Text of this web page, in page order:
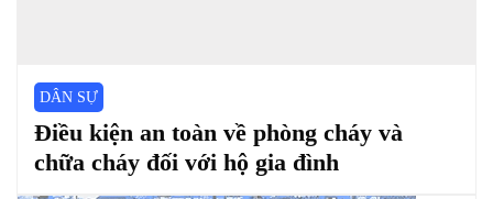
DÂN SỰ
Điều kiện an toàn về phòng cháy và
chữa cháy đối với hộ gia đình